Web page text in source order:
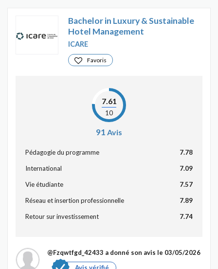
Bachelor in Luxury & Sustainable
Hotel Management
ICARE
Favoris
7.61
10
91 Avis
Pédagogie du programme 7.78
International 7.09
Vie étudiante 7.57
Réseau et insertion professionnelle 7.89
Retour sur investissement 7.74
@Fzqwtfgd_42433 a donné son avis le 03/05/2026